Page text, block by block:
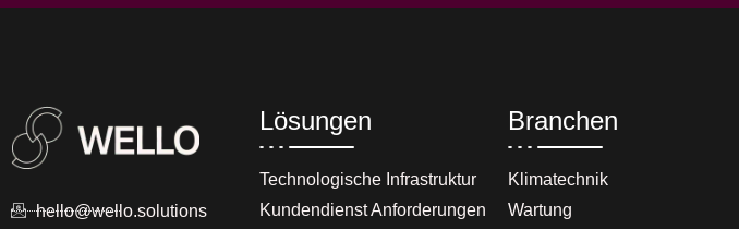
hello@wello.solutions
Lösungen
Technologische Infrastruktur
Kundendienst Anforderungen
Branchen
Klimatechnik
Wartung